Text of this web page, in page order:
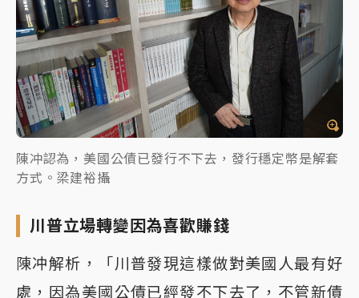
陳冲認為，美國公債已發行不下去，發行穩定幣是解套
方式。梁建裕攝
川普立場轉變因為喜歡賺錢
陳冲解析，「川普發現這樣做對美國人最有好
處，因為美國公債已經發不下去了，不管新債